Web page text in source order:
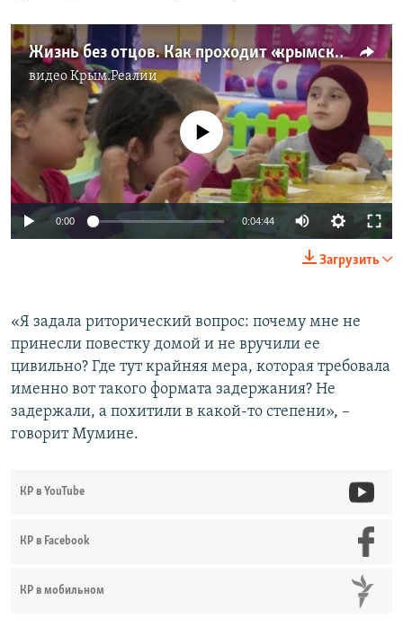
Жизнь без отцов. Как проходит «крымское детство»? (видео)
видеоКрым.Реалии
No media source currently available
0:00 0:04:44
Загрузить
«Я задала риторический вопрос: почему мне не
принесли повестку домой и не вручили ее
цивильно? Где тут крайняя мера, которая требовала
именно вот такого формата задержания? Не
задержали, а похитили в какой-то степени», –
говорит Мумине.
КР в YouTube
КР в Facebook
КР в мобильном